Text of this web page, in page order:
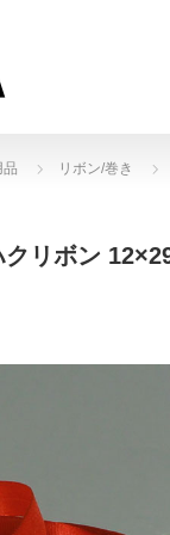
品 リボン/巻き
クリボン